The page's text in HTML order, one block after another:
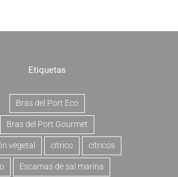
Etiquetas
Bras del Port Eco
Bras del Port Gourmet
vegetal cítrico cítricos
Escamas de sal marina